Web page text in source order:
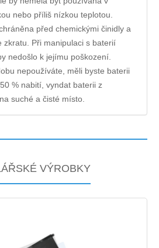
nebo příliš nízkou teplotou.
před chemickými činidly a
zkratu. Při manipulaci s baterií
nedošlo k jejímu poškození.
nepoužíváte, měli byste baterii
% nabití, vyndat baterii z
suché a čisté místo.
VÝROBKY